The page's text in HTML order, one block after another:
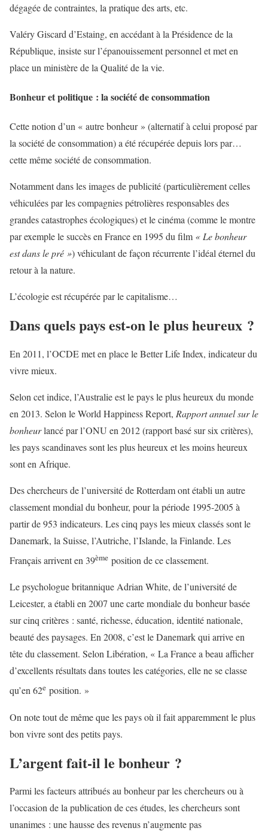
dégagée de contraintes, la pratique des arts, etc.
Valéry Giscard d’Estaing, en accédant à la Présidence de la
République, insiste sur l’épanouissement personnel et met en
place un ministère de la Qualité de la vie.
Bonheur et politique : la société de consommation
Cette notion d’un « autre bonheur » (alternatif à celui proposé par
la société de consommation) a été récupérée depuis lors par…
cette même société de consommation.
Notamment dans les images de publicité (particulièrement celles
véhiculées par les compagnies pétrolières responsables des
grandes catastrophes écologiques) et le cinéma (comme le montre
par exemple le succès en France en 1995 du film « Le bonheur
est dans le pré ») véhiculant de façon récurrente l’idéal éternel du
retour à la nature.
L’écologie est récupérée par le capitalisme…
Dans quels pays est-on le plus heureux ?
En 2011, l’OCDE met en place le Better Life Index, indicateur du
vivre mieux.
Selon cet indice, l’Australie est le pays le plus heureux du monde
en 2013. Selon le World Happiness Report, Rapport annuel sur le
bonheurlancé par l’ONU en 2012 (rapport basé sur six critères),
les pays scandinaves sont les plus heureux et les moins heureux
sont en Afrique.
Des chercheurs de l’université de Rotterdam ont établi un autre
classement mondial du bonheur, pour la période 1995-2005 à
partir de 953 indicateurs. Les cinq pays les mieux classés sont le
Danemark, la Suisse, l’Autriche, l’Islande, la Finlande. Les
Français arrivent en 39ème position de ce classement.
Le psychologue britannique Adrian White, de l’université de
Leicester, a établi en 2007 une carte mondiale du bonheur basée
sur cinq critères : santé, richesse, éducation, identité nationale,
beauté des paysages. En 2008, c’est le Danemark qui arrive en
tête du classement. Selon Libération, « La France a beau afficher
d’excellents résultats dans toutes les catégories, elle ne se classe
qu’en 62e position. »
On note tout de même que les pays où il fait apparemment le plus
bon vivre sont des petits pays.
L’argent fait-il le bonheur ?
Parmi les facteurs attribués au bonheur par les chercheurs ou à
l’occasion de la publication de ces études, les chercheurs sont
unanimes : une hausse des revenus n’augmente pas